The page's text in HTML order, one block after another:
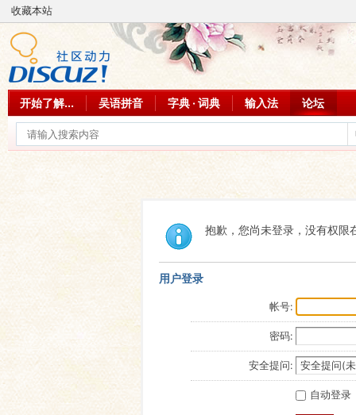
收藏本站
开始了解... 吴语拼音 字典 · 词典 输入法 论坛
抱歉，您尚未登录，没有权限
用户登录
帐号:
密码:
安全提问:
自动登录